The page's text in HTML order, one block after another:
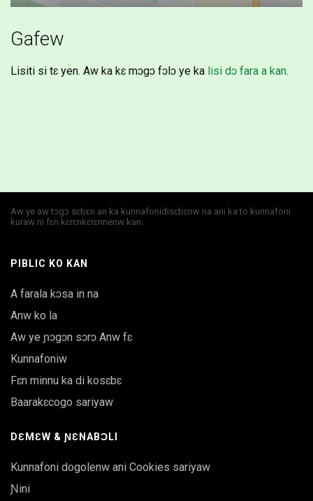
Gafew
Lisiti si tɛ yen. Aw ka kɛ mɔgɔ fɔlɔ ye ka lisi dɔ fara a kan.
Aw ye aw tɔgɔ sɛbɛn an ka kunnafonidisɛbɛnw na ani ka to kunnafoni
kuraw ni fɛn kɛrɛnkɛrɛnnenw kan.
PIBLIC KO KAN
A farala kɔsa in na
Anw ko la
Aw ye ɲɔgɔn sɔrɔ Anw fɛ
Kunnafoniw
Fɛn minnu ka di kosɛbɛ
Baarakɛcogo sariyaw
DƐMƐW & ƝƐNABƆLI
Kunnafoni dogolenw ani Cookies sariyaw
Ɲini